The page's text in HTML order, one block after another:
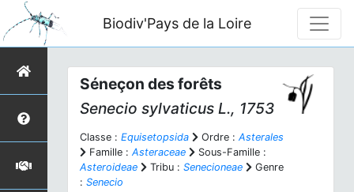
Biodiv'Pays de la Loire
Séneçon des forêts
Senecio sylvaticus L., 1753
Classe : Equisetopsida Ordre : Asterales
Famille : Asteraceae
Sous-Famille :
Asteroideae
Tribu : Senecioneae
Genre
: Senecio